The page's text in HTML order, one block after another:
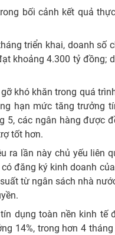
bối cảnh kết quả
triển khai, doanh
khoảng 4.300 tỷ đồng;
khó khăn trong quá
hạn mức tăng trưởng
5, các ngân hàng được
tốt hơn.
ra lần này chủ yếu liên
đăng ký kinh doanh
từ ngân sách nhà
dụng toàn nền kinh tế
14%, trong hơn 4